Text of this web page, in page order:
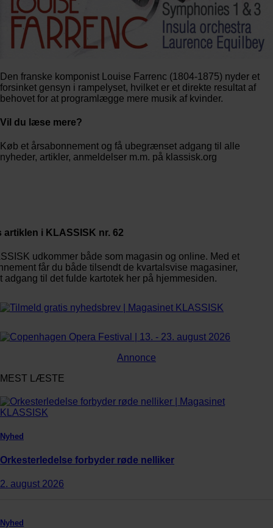
Den franske komponist Louise Farrenc (1804-1875) nyder et
forsinket gensyn i rampelyset, hvilket er et direkte resultat af
behovet for at programlægge mere musik af kvinder.
Vil du læse mere?
Køb et årsabonnement og få ubegrænset adgang til alle
nyheder, artikler, anmeldelser m.m. på klassisk.org
i KLASSISK nr. 62
udkommer både som magasin og online. Med et
får du både tilsendt de kvartalsvise magasiner,
adgang til det fulde kartotek her på hjemmesiden.
Annonce
MEST LÆSTE
Nyhed
Orkesterledelse forbyder røde nelliker
2. august 2026
Nyhed